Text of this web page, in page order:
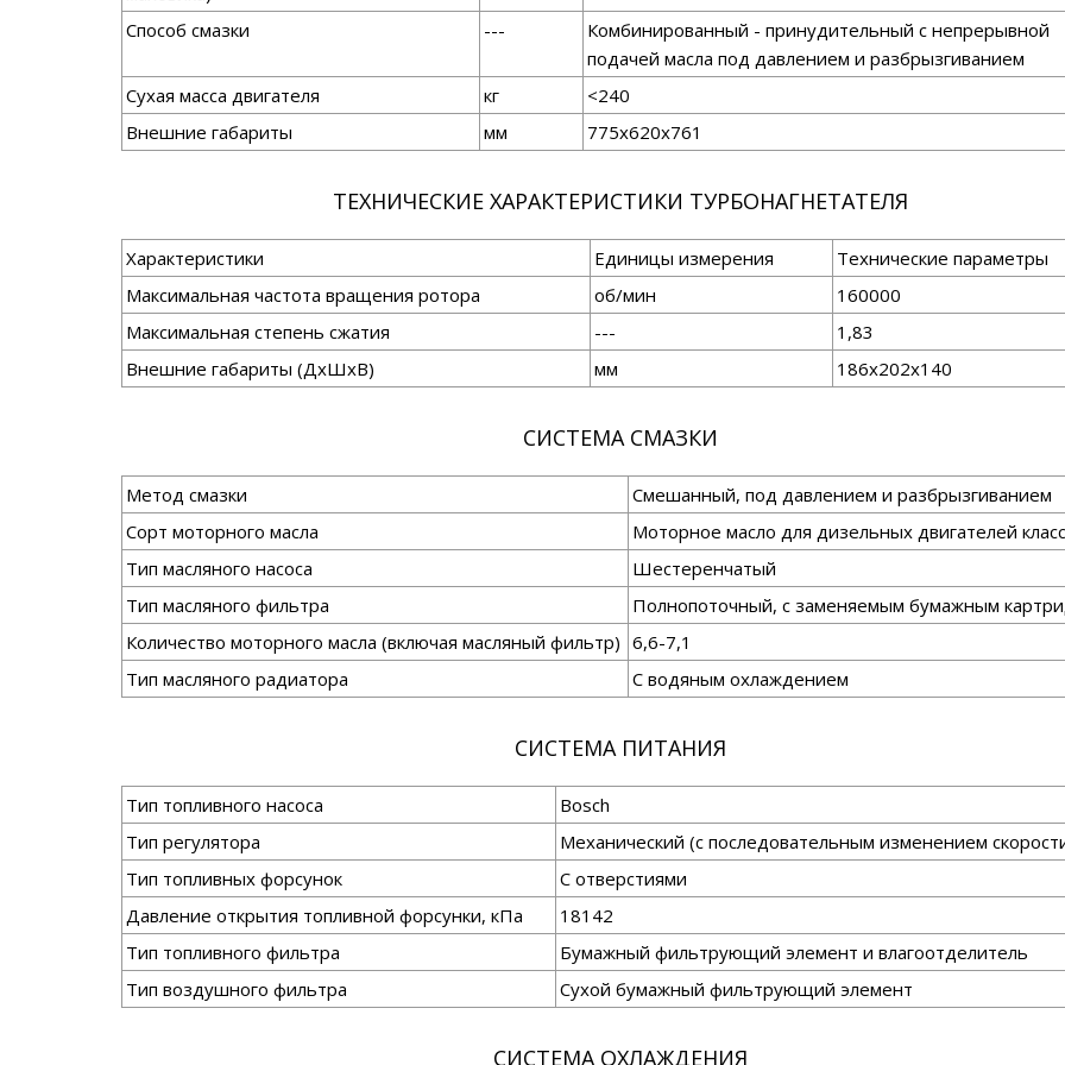
Способ смазки ---
Комбинированный - принудительный с непрерывной
подачей масла под давлением и разбрызгиванием
Сухая масса двигателя
кг
<240
Внешние габариты
мм 775x620x761
ТЕХНИЧЕСКИЕ ХАРАКТЕРИСТИКИ ТУРБОНАГНЕТАТЕЛЯ
Характеристики Единицы измерения
Технические параметры
Максимальная частота вращения ротора
об/мин
160000
Максимальная степень сжатия
---
1,83
Внешние габариты (ДхШхВ)
мм 186x202x140
СИСТЕМА СМАЗКИ
Метод смазки
Смешанный, под давлением и разбрызгиванием
Сорт моторного масла
Моторное масло для дизельных двигателей
Тип масляного насоса
Шестеренчатый
Тип масляного фильтра
Полнопоточный, с заменяемым бумажным
Количество моторного масла (включая масляный фильтр) 6,6-7,1
Тип масляного радиатора
С водяным охлаждением
СИСТЕМА ПИТАНИЯ
Тип топливного насоса
Bosch
Тип регулятора
Механический (с последовательным изменением
Тип топливных форсунок
С отверстиями
Давление открытия топливной форсунки, кПа
18142
Тип топливного фильтра
Бумажный фильтрующий элемент и влагоотделитель
Тип воздушного фильтра
Сухой бумажный фильтрующий элемент
СИСТЕМА ОХЛАЖДЕНИЯ